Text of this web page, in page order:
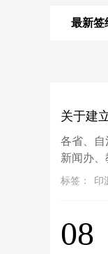
最新签
关于建
境内违
各省、自
新闻办
全厅（局
标签： 印
08